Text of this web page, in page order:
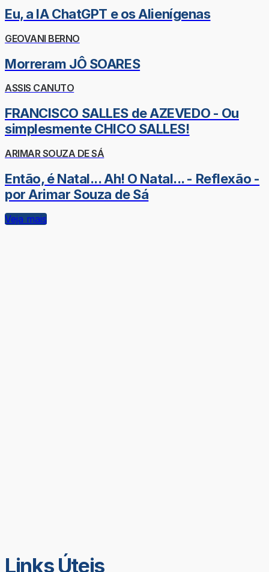
Eu, a IA ChatGPT e os Alienígenas
GEOVANI BERNO
Morreram JÔ SOARES
ASSIS CANUTO
FRANCISCO SALLES de AZEVEDO - Ou
simplesmente CHICO SALLES!
ARIMAR SOUZA DE SÁ
Então, é Natal... Ah! O Natal... - Reflexão -
por Arimar Souza de Sá
Veja mais
Links Úteis